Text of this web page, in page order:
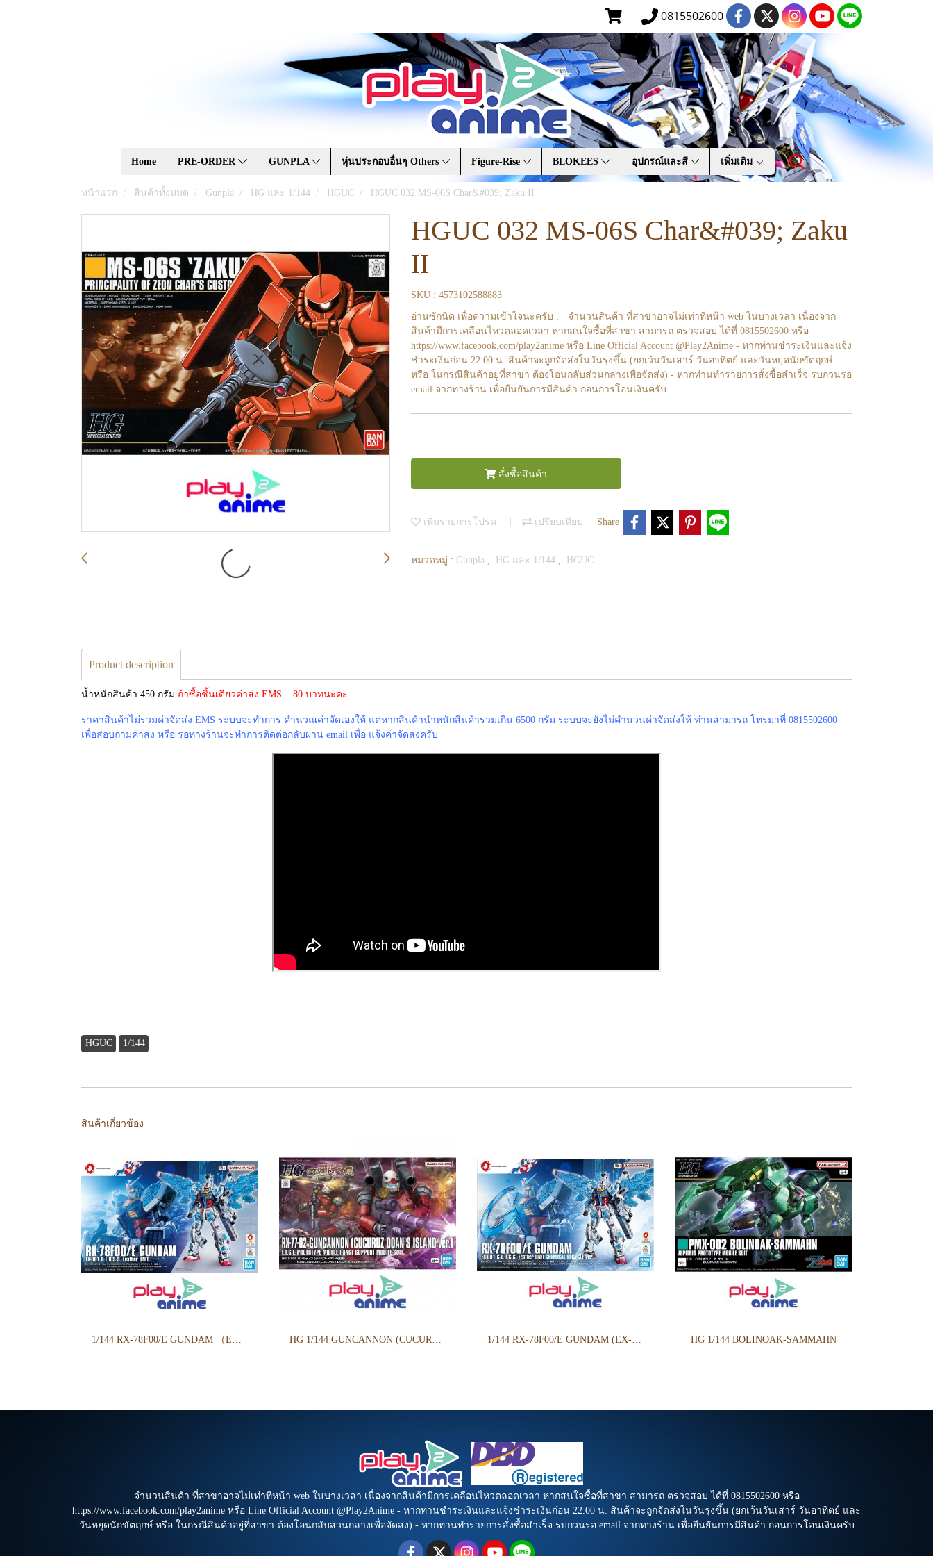
0815502600
Home PRE-ORDER GUNPLA หุ่นประกอบอื่นๆ Others Figure-Rise BLOKEES อุปกรณ์และสี เพิ่มเติม
หน้าแรก สินค้าทั้งหมด Gunpla HG และ 1/144 HGUC HGUC 032 MS-06S Char&#039; Zaku II
HGUC 032 MS-06S Char&#039; Zaku
II
SKU : 4573102588883
อ่านซักนิด เพื่อความเข้าใจนะครับ : - จำนวนสินค้า ที่สาขาอาจไม่เท่าทีหน้า web ในบางเวลา เนื่องจาก
สินค้ามีการเคลือนไหวตลอดเวลา หากสนใจซื้อที่สาขา สามารถ ตรวจสอบ ได้ที่ 0815502600 หรือ
https://www.facebook.com/play2anime หรือ Line Official Account @Play2Anime - หากท่านชำระเงินและแจ้ง
ชำระเงินก่อน 22.00 น. สินค้าจะถูกจัดส่งในวันรุ่งขึ้น (ยกเว้นวันเสาร์ วันอาทิตย์ และวันหยุดนักขัตฤกษ์
หรือ ในกรณีสินค้าอยู่ที่สาขา ต้องโอนกลับส่วนกลางเพื่อจัดส่ง) - หากท่านทำรายการสั่งซื้อสำเร็จ รบกวนรอ
email จากทางร้าน เพื่อยืนยันการมีสินค้า ก่อนการโอนเงินครับ
สั่งซื้อสินค้า
เพิ่มรายการโปรด เปรียบเทียบ Share
หมวดหมู่ : Gunpla HG และ 1/144 HGUC
Product description
น้ำหนักสินค้า 450 กรัม ถ้าซื้อชิ้นเดียวค่าส่ง EMS = 80 บาทนะคะ
ราคาสินค้าไม่รวมค่าจัดส่ง EMS ระบบจะทำการ คำนวณค่าจัดเองให้ แต่หากสินค้านำหนักสินค้ารวมเกิน 6500 กรัม ระบบจะยังไม่คำนวนค่าจัดส่งให้ ท่านสามารถ โทรมาที่ 0815502600
เพื่อสอบถามค่าส่ง หรือ รอทางร้านจะทำการติดต่อกลับผ่าน email เพื่อ แจ้งค่าจัดส่งครับ
HGUC 1/144
สินค้าเกี่ยวข้อง
1/144 RX-78F00/E GUNDAM （EX-001 G.L.R.S.S. Feather UNIT） HG 1/144 GUNCANNON (CUCURUZ DOAN’S ISLAND VER.) 1/144 RX-78F00/E GUNDAM (EX-001 G.L.R.S.S. Feather UNIT) CHEMICAL RECYCLE Ver. HG 1/144 BOLINOAK-SAMMAHN
จำนวนสินค้า ที่สาขาอาจไม่เท่าทีหน้า web ในบางเวลา เนื่องจากสินค้ามีการเคลือนไหวตลอดเวลา หากสนใจซื้อที่สาขา สามารถ ตรวจสอบ ได้ที่ 0815502600 หรือ
https://www.facebook.com/play2anime หรือ Line Official Account @Play2Anime - หากท่านชำระเงินและแจ้งชำระเงินก่อน 22.00 น. สินค้าจะถูกจัดส่งในวันรุ่งขึ้น (ยกเว้นวันเสาร์ วันอาทิตย์ และ
วันหยุดนักขัตฤกษ์ หรือ ในกรณีสินค้าอยู่ที่สาขา ต้องโอนกลับส่วนกลางเพื่อจัดส่ง) - หากท่านทำรายการสั่งซื้อสำเร็จ รบกวนรอ email จากทางร้าน เพื่อยืนยันการมีสินค้า ก่อนการโอนเงินครับ